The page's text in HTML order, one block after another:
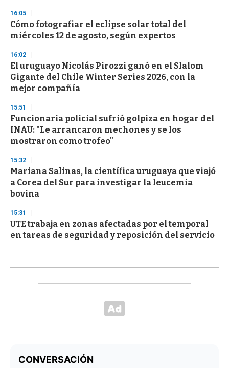
16:05
Cómo fotografiar el eclipse solar total del
miércoles 12 de agosto, según expertos
16:02
El uruguayo Nicolás Pirozzi ganó en el Slalom
Gigante del Chile Winter Series 2026, con la
mejor compañía
15:51
Funcionaria policial sufrió golpiza en hogar del
INAU: "Le arrancaron mechones y se los
mostraron como trofeo"
15:32
Mariana Salinas, la científica uruguaya que viajó
a Corea del Sur para investigar la leucemia
bovina
15:31
UTE trabaja en zonas afectadas por el temporal
en tareas de seguridad y reposición del servicio